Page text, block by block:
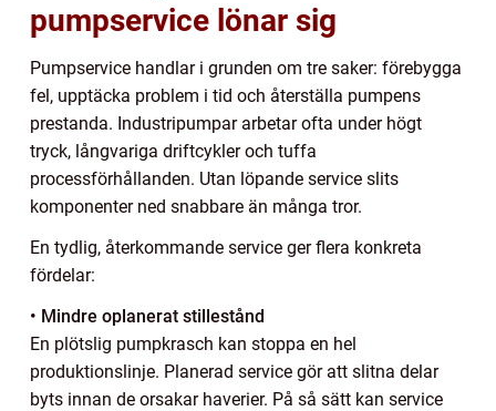
pumpservice lönar sig
Pumpservice handlar i grunden om tre saker: förebygga
fel, upptäcka problem i tid och återställa pumpens
prestanda. Industripumpar arbetar ofta under högt
tryck, långvariga driftcykler och tuffa
processförhållanden. Utan löpande service slits
komponenter ned snabbare än många tror.
En tydlig, återkommande service ger flera konkreta
fördelar:
• Mindre oplanerat stillestånd
En plötslig pumpkrasch kan stoppa en hel
produktionslinje. Planerad service gör att slitna delar
byts innan de orsakar haverier. På så sätt kan service